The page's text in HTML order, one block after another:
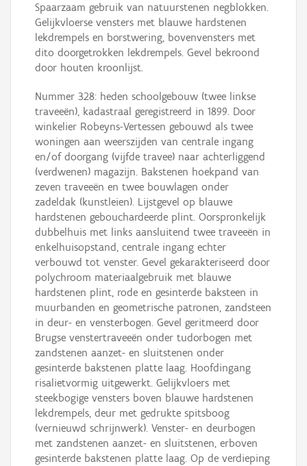
Spaarzaam gebruik van natuurstenen negblokken.
Gelijkvloerse vensters met blauwe hardstenen
lekdrempels en borstwering, bovenvensters met
dito doorgetrokken lekdrempels. Gevel bekroond
door houten kroonlijst.
Nummer 328: heden schoolgebouw (twee linkse
traveeën), kadastraal geregistreerd in 1899. Door
winkelier Robeyns-Vertessen gebouwd als twee
woningen aan weerszijden van centrale ingang
en/of doorgang (vijfde travee) naar achterliggend
(verdwenen) magazijn. Bakstenen hoekpand van
zeven traveeën en twee bouwlagen onder
zadeldak (kunstleien). Lijstgevel op blauwe
hardstenen gebouchardeerde plint. Oorspronkelijk
dubbelhuis met links aansluitend twee traveeën in
enkelhuisopstand, centrale ingang echter
verbouwd tot venster. Gevel gekarakteriseerd door
polychroom materiaalgebruik met blauwe
hardstenen plint, rode en gesinterde baksteen in
muurbanden en geometrische patronen, zandsteen
in deur- en vensterbogen. Gevel geritmeerd door
Brugse venstertraveeën onder tudorbogen met
zandstenen aanzet- en sluitstenen onder
gesinterde bakstenen platte laag. Hoofdingang
risalietvormig uitgewerkt. Gelijkvloers met
steekbogige vensters boven blauwe hardstenen
lekdrempels, deur met gedrukte spitsboog
(vernieuwd schrijnwerk). Venster- en deurbogen
met zandstenen aanzet- en sluitstenen, erboven
gesinterde bakstenen platte laag. Op de verdieping